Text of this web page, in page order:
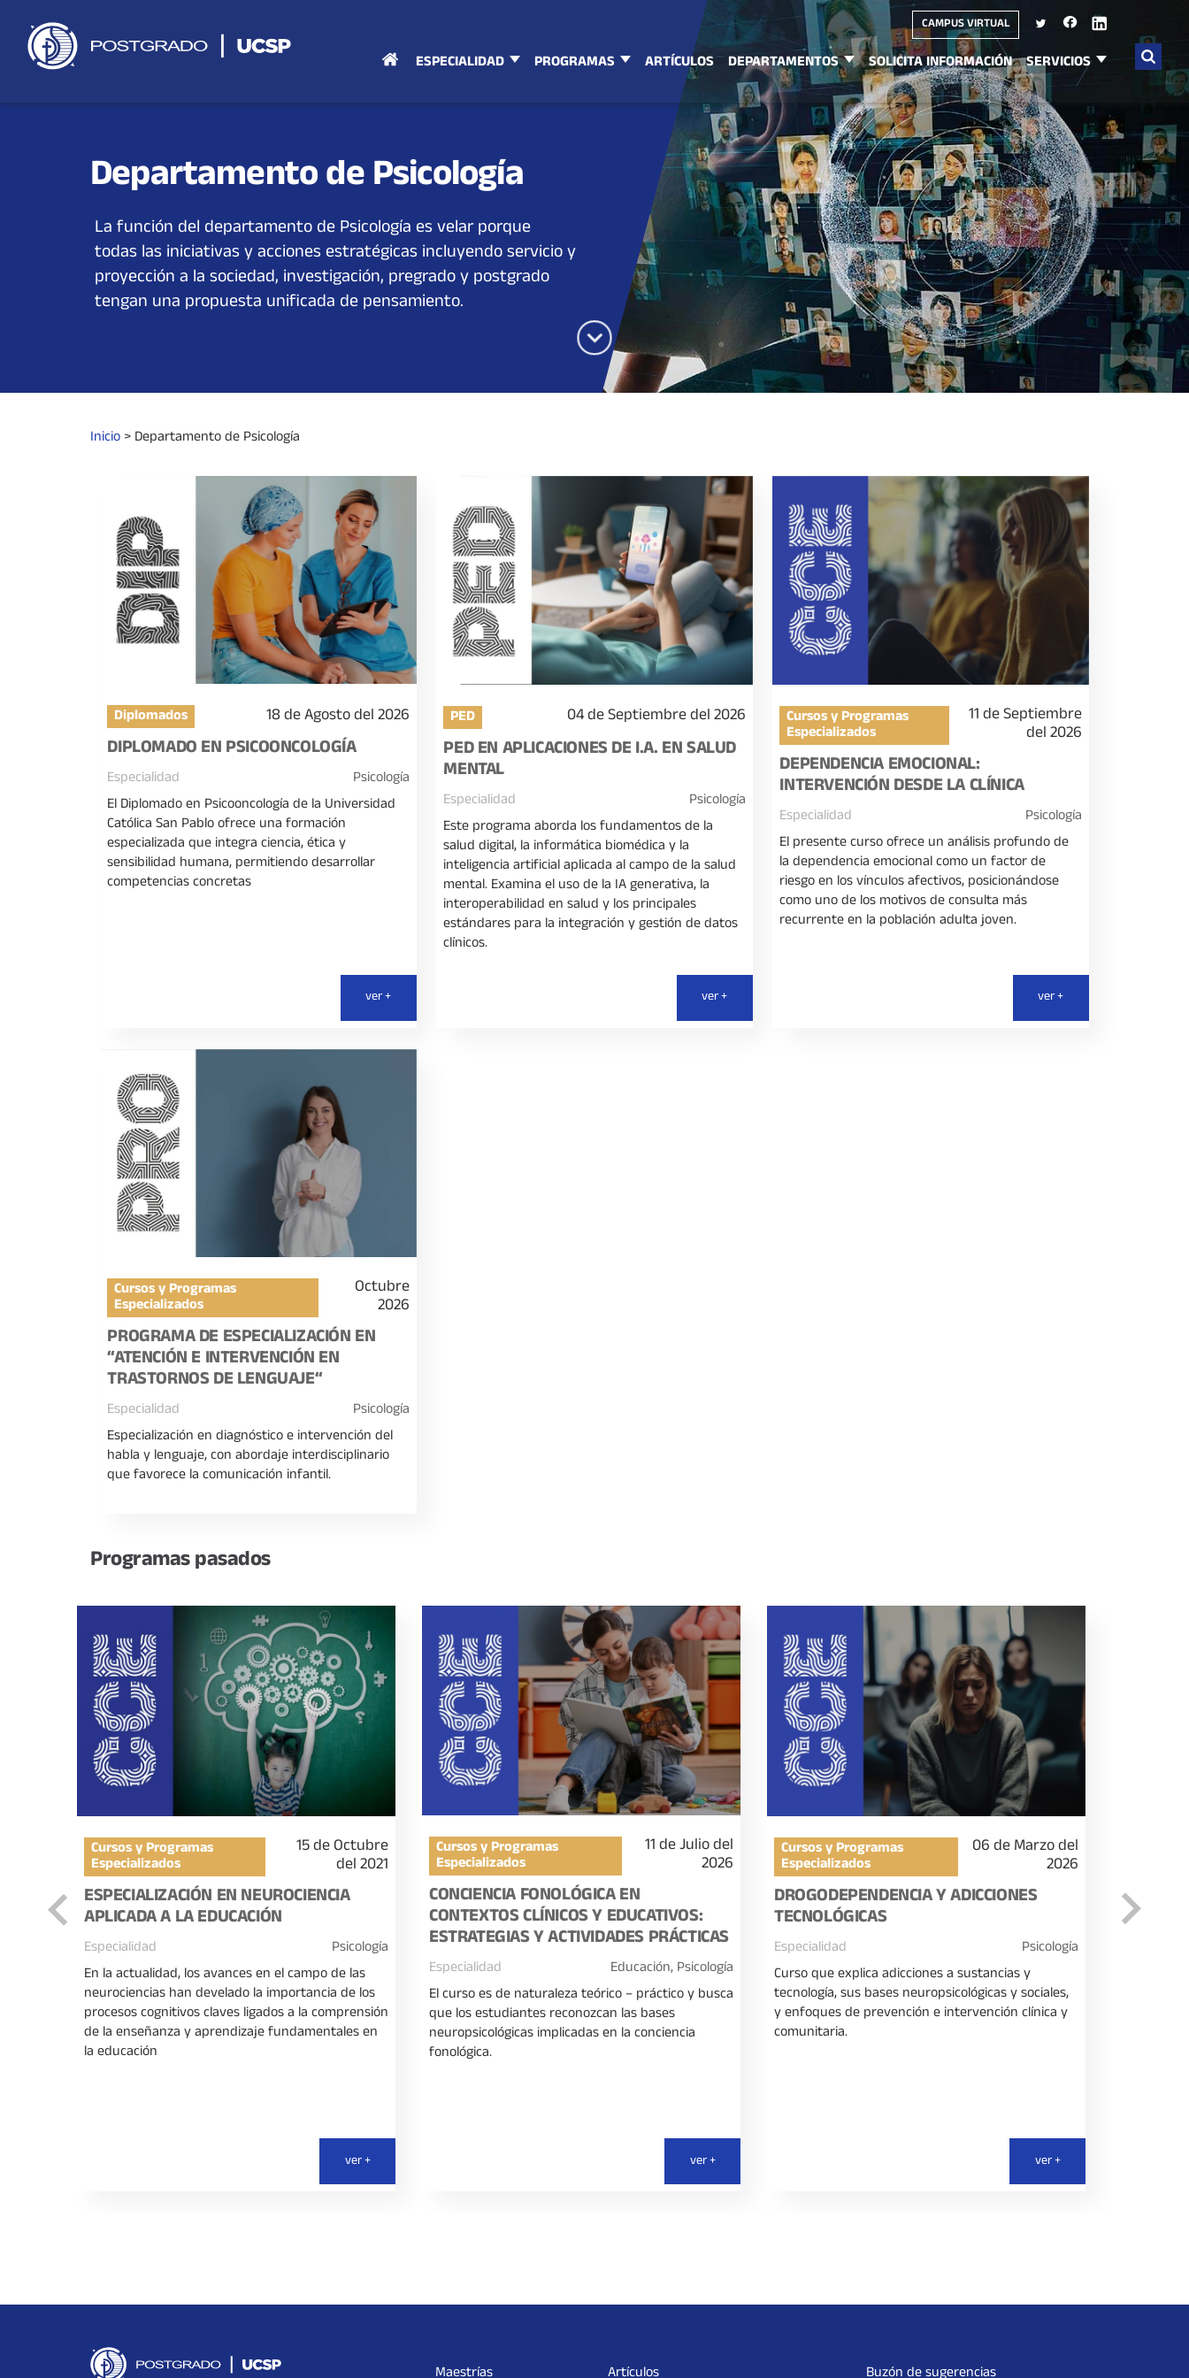
contenido
CAMPUS VIRTUAL
ESPECIALIDAD PROGRAMAS ARTÍCULOS DEPARTAMENTOS SOLICITA INFORMACIÓN SERVICIOS
Buscar
Departamento de Psicología
La función del departamento de Psicología es velar porque
todas las iniciativas y acciones estratégicas incluyendo servicio y
proyección a la sociedad, investigación, pregrado y postgrado
tengan una propuesta unificada de pensamiento.
Inicio>Departamento de Psicología
Diplomados 18 de Agosto del 2026
DIPLOMADO EN PSICOONCOLOGÍA
Especialidad
Psicología
El Diplomado en Psicooncología de la Universidad
Católica San Pablo ofrece una formación
especializada que integra ciencia, ética y
sensibilidad humana, permitiendo desarrollar
competencias concretas
ver +
PED 04 de Septiembre del 2026
PED EN APLICACIONES DE I.A. EN SALUD
MENTAL
Especialidad
Psicología
Este programa aborda los fundamentos de la
salud digital, la informática biomédica y la
inteligencia artificial aplicada al campo de la salud
mental. Examina el uso de la IA generativa, la
interoperabilidad en salud y los principales
estándares para la integración y gestión de datos
clínicos.
ver +
Cursos y Programas
Especializados
11 de Septiembre
del 2026
DEPENDENCIA EMOCIONAL:
INTERVENCIÓN DESDE LA CLÍNICA
Especialidad
Psicología
El presente curso ofrece un análisis profundo de
la dependencia emocional como un factor de
riesgo en los vínculos afectivos, posicionándose
como uno de los motivos de consulta más
recurrente en la población adulta joven.
ver +
Cursos y Programas
Especializados
Octubre
2026
PROGRAMA DE ESPECIALIZACIÓN EN
“ATENCIÓN E INTERVENCIÓN EN
TRASTORNOS DE LENGUAJE“
Especialidad
Psicología
Especialización en diagnóstico e intervención del
habla y lenguaje, con abordaje interdisciplinario
que favorece la comunicación infantil.
Programas pasados
Cursos y Programas
Especializados
15 de Octubre
del 2021
ESPECIALIZACIÓN EN NEUROCIENCIA
APLICADA A LA EDUCACIÓN
Especialidad
Psicología
En la actualidad, los avances en el campo de las
neurociencias han develado la importancia de los
procesos cognitivos claves ligados a la comprensión
de la enseñanza y aprendizaje fundamentales en
la educación
ver +
Cursos y Programas
Especializados
11 de Julio del
2026
CONCIENCIA FONOLÓGICA EN
CONTEXTOS CLÍNICOS Y EDUCATIVOS:
ESTRATEGIAS Y ACTIVIDADES PRÁCTICAS
Especialidad
Educación, Psicología
El curso es de naturaleza teórico – práctico y busca
que los estudiantes reconozcan las bases
neuropsicológicas implicadas en la conciencia
fonológica.
ver +
Cursos y Programas
Especializados
06 de Marzo del
2026
DROGODEPENDENCIA Y ADICCIONES
TECNOLÓGICAS
Especialidad
Psicología
Curso que explica adicciones a sustancias y
tecnología, sus bases neuropsicológicas y sociales,
y enfoques de prevención e intervención clínica y
comunitaria.
ver +